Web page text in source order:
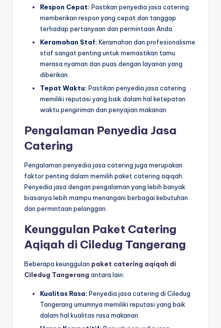
Respon Cepat: Pastikan penyedia jasa catering
memberikan respon yang cepat dan tanggap
terhadap pertanyaan dan permintaan Anda.
Keramahan Staf: Keramahan dan profesionalisme
staf sangat penting untuk memastikan tamu
merasa nyaman dan puas dengan layanan yang
diberikan.
Tepat Waktu: Pastikan penyedia jasa catering
memiliki reputasi yang baik dalam hal ketepatan
waktu pengiriman dan penyajian makanan.
Pengalaman Penyedia Jasa
Catering
Pengalaman penyedia jasa catering juga merupakan
faktor penting dalam memilih paket catering aqiqah.
Penyedia jasa dengan pengalaman yang lebih banyak
biasanya lebih mampu menangani berbagai kebutuhan
dan permintaan pelanggan.
Keunggulan Paket Catering
Aqiqah di Ciledug Tangerang
Beberapa keunggulan paket catering aqiqah di
Ciledug Tangerang antara lain:
Kualitas Rasa: Penyedia jasa catering di Ciledug
Tangerang umumnya memiliki reputasi yang baik
dalam hal kualitas rasa makanan.